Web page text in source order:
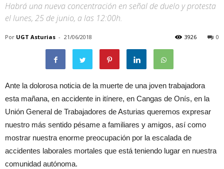
Habrá una nueva concentración en señal de duelo y protesta
el lunes, 25 de junio, a las 12:00h.
Por UGT Asturias - 21/06/2018 0
3926
Ante la dolorosa noticia de la muerte de una joven trabajadora
esta mañana, en accidente in itínere, en Cangas de Onís, en la
Unión General de Trabajadores de Asturias queremos expresar
nuestro más sentido pésame a familiares y amigos, así como
mostrar nuestra enorme preocupación por la escalada de
accidentes laborales mortales que está teniendo lugar en nuestra
comunidad autónoma.